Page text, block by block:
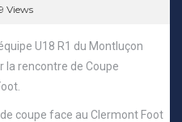
Views
U18 R1 du Montluçon
la rencontre de Coupe
coupe face au Clermont Foot